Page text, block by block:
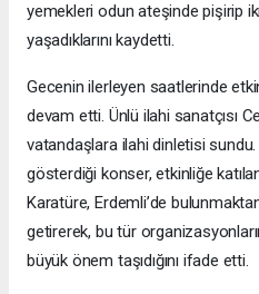
yemekleri odun ateşinde pişirip
yaşadıklarını kaydetti.
Gecenin ilerleyen saatlerinde
devam etti. Ünlü ilahi sanatçısı
vatandaşlara ilahi dinletisi
gösterdiği konser, etkinliğe
Karatüre, Erdemli’de
getirerek, bu tür
büyük önem taşıdığını ifade etti.